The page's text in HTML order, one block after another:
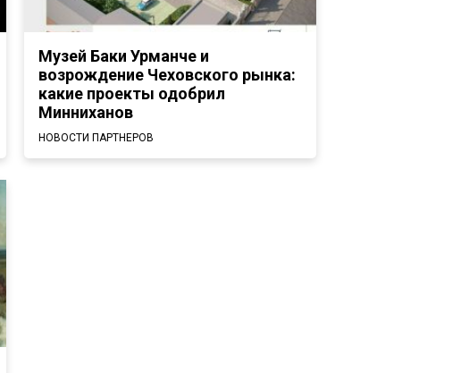
Музей Баки Урманче и
возрождение Чеховского рынка:
какие проекты одобрил
Минниханов
НОВОСТИ ПАРТНЕРОВ